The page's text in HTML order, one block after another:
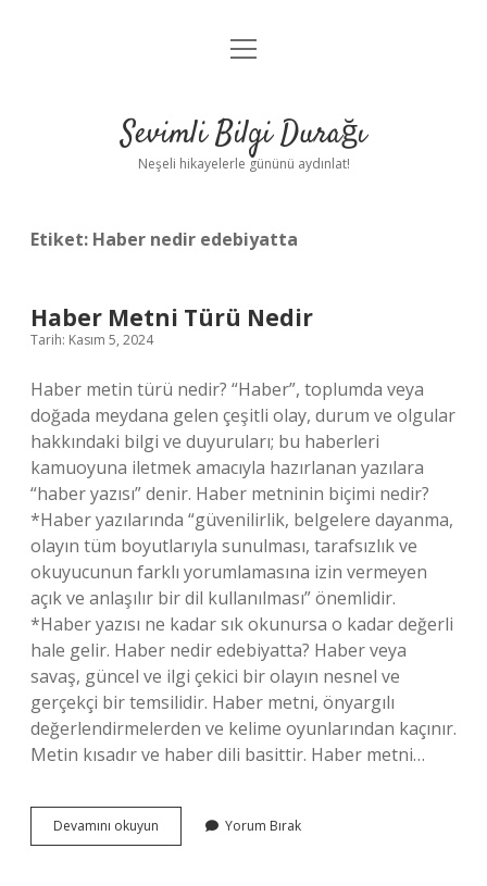
Anasayfa
Yasal Uyarı
menüyü
Sevimli Bilgi Durağı
Neşeli hikayelerle gününü aydınlat!
Etiket: Haber nedir edebiyatta
Haber Metni Türü Nedir
Tarih: Kasım 5, 2024
Haber metin türü nedir? “Haber”, toplumda veya
doğada meydana gelen çeşitli olay, durum ve olgular
hakkındaki bilgi ve duyuruları; bu haberleri
kamuoyuna iletmek amacıyla hazırlanan yazılara
“haber yazısı” denir. Haber metninin biçimi nedir?
*Haber yazılarında “güvenilirlik, belgelere dayanma,
olayın tüm boyutlarıyla sunulması, tarafsızlık ve
okuyucunun farklı yorumlamasına izin vermeyen
açık ve anlaşılır bir dil kullanılması” önemlidir.
*Haber yazısı ne kadar sık ​​okunursa o kadar değerli
hale gelir. Haber nedir edebiyatta? Haber veya
savaş, güncel ve ilgi çekici bir olayın nesnel ve
gerçekçi bir temsilidir. Haber metni, önyargılı
değerlendirmelerden ve kelime oyunlarından kaçınır.
Metin kısadır ve haber dili basittir. Haber metni…
Devamını okuyun
Metni
Yorum Bırak